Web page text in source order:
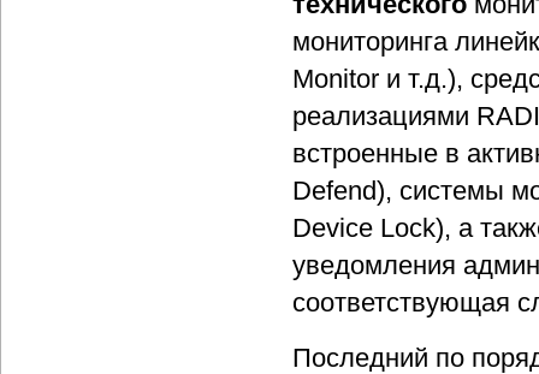
мониторинга
Monitor и т.д.),
реализациями
встроенные в
Defend), системы
Device Lock), а
уведомления
соответствующая
Последний по